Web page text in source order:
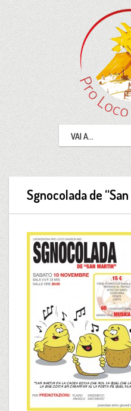
VAI A...
Sgnocolada de